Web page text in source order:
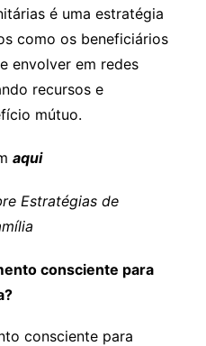
é uma estratégia
como os beneficiários
envolver em redes
recursos e
mútuo.
aqui
Estratégias de
consciente para
consciente para